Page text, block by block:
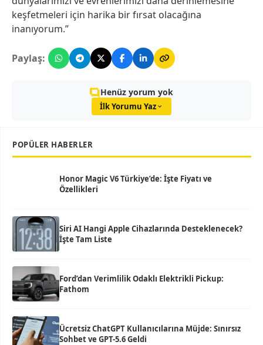
keşfetmeleri için harika bir fırsat olacağına
inanıyorum.”
Paylaş:
Henüz yorum yok
İlk Yorumu Yaz
POPÜLER HABERLER
Honor Magic V6 Türkiye’de: İşte Fiyatı ve
Özellikleri
Siri AI Hangi Apple Cihazlarında Desteklenecek?
İşte Tam Liste
Ford’dan Verimlilik Odaklı Elektrikli Pickup:
Fathom
Ücretsiz ChatGPT Kullanıcılarına Müjde: Sınırsız
Sohbet ve GPT-5.6 Geldi